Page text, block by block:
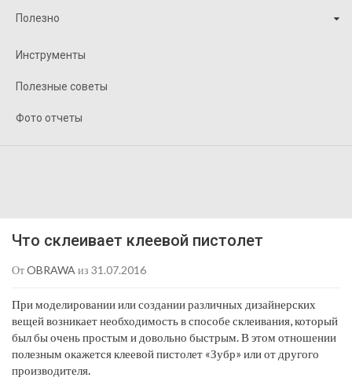
Полезно
Инструменты
Полезные советы
Фото отчеты
Что склеивает клеевой пистолет
ОтOBRAWA из 31.07.2016
При моделировании или создании различных дизайнерских
вещей возникает необходимость в способе склеивания, который
был бы очень простым и довольно быстрым. В этом отношении
полезным окажется клеевой пистолет «Зубр» или от другого
производителя.